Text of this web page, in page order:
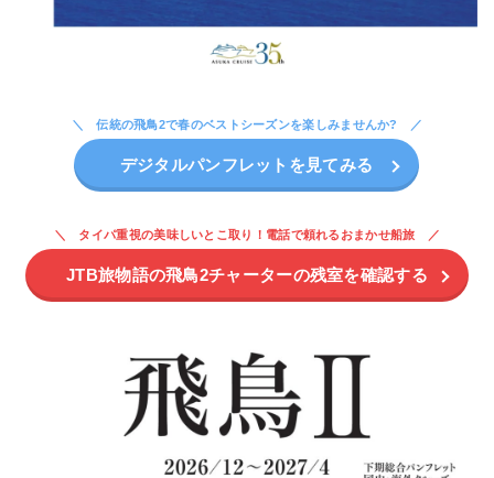
伝統の飛鳥2で春のベストシーズンを楽しみませんか?
デジタルパンフレットを見てみる
タイパ重視の美味しいとこ取り！電話で頼れるおまかせ船旅
JTB旅物語の飛鳥2チャーターの残室を確認する